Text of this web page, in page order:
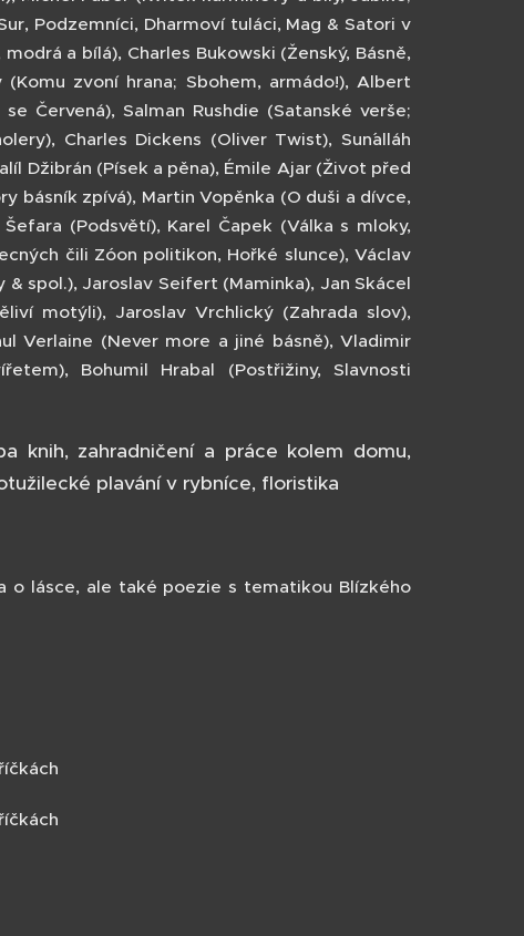
Podzemníci, Dharmoví tuláci, Mag & Satori v
a bílá), Charles Bukowski (Ženský, Básně,
zvoní hrana; Sbohem, armádo!), Albert
Červená), Salman Rushdie (Satanské verše;
Charles Dickens (Oliver Twist), Sun´alláh
Džibrán (Písek a pěna), Émile Ajar (Život před
básník zpívá), Martin Vopěnka (O duši a dívce,
(Podsvětí), Karel Čapek (Válka s mloky,
čili Zóon politikon, Hořké slunce), Václav
spol.), Jaroslav Seifert (Maminka), Jan Skácel
motýli), Jaroslav Vrchlický (Zahrada slov),
Verlaine (Never more a jiné básně), Vladimir
Bohumil Hrabal (Postřižiny, Slavnosti
knih, zahradničení a práce kolem domu,
plavání v rybníce, floristika
o lásce, ale také poezie s tematikou Blízkého